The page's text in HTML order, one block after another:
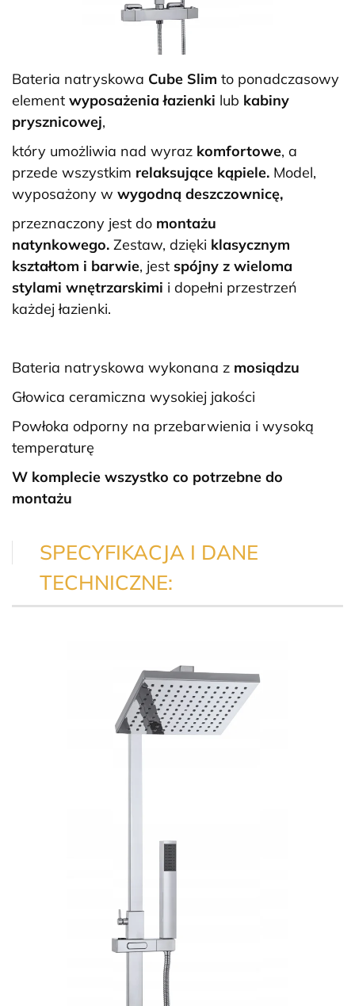
Bateria natryskowa Cube Slim to ponadczasowy
element wyposażenia łazienki lub kabiny
prysznicowej,
który umożliwia nad wyraz komfortowe, a
przede wszystkim relaksujące kąpiele. Model,
wyposażony w wygodną deszczownicę,
przeznaczony jest do montażu
natynkowego. Zestaw, dzięki klasycznym
kształtom i barwie, jest spójny z wieloma
stylami wnętrzarskimi i dopełni przestrzeń
każdej łazienki.
Bateria natryskowa wykonana z mosiądzu
Głowica ceramiczna wysokiej jakości
Powłoka odporny na przebarwienia i wysoką
temperaturę
W komplecie wszystko co potrzebne do
montażu
SPECYFIKACJA I DANE
TECHNICZNE: